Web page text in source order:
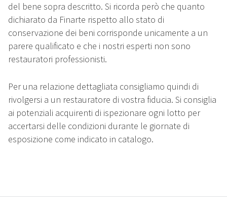
del bene sopra descritto. Si ricorda però che quanto
dichiarato da Finarte rispetto allo stato di
conservazione dei beni corrisponde unicamente a un
parere qualificato e che i nostri esperti non sono
restauratori professionisti.
Per una relazione dettagliata consigliamo quindi di
rivolgersi a un restauratore di vostra fiducia. Si consiglia
ai potenziali acquirenti di ispezionare ogni lotto per
accertarsi delle condizioni durante le giornate di
esposizione come indicato in catalogo.